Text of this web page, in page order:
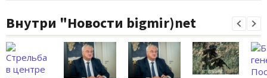
Внутри "Новости bigmir)net